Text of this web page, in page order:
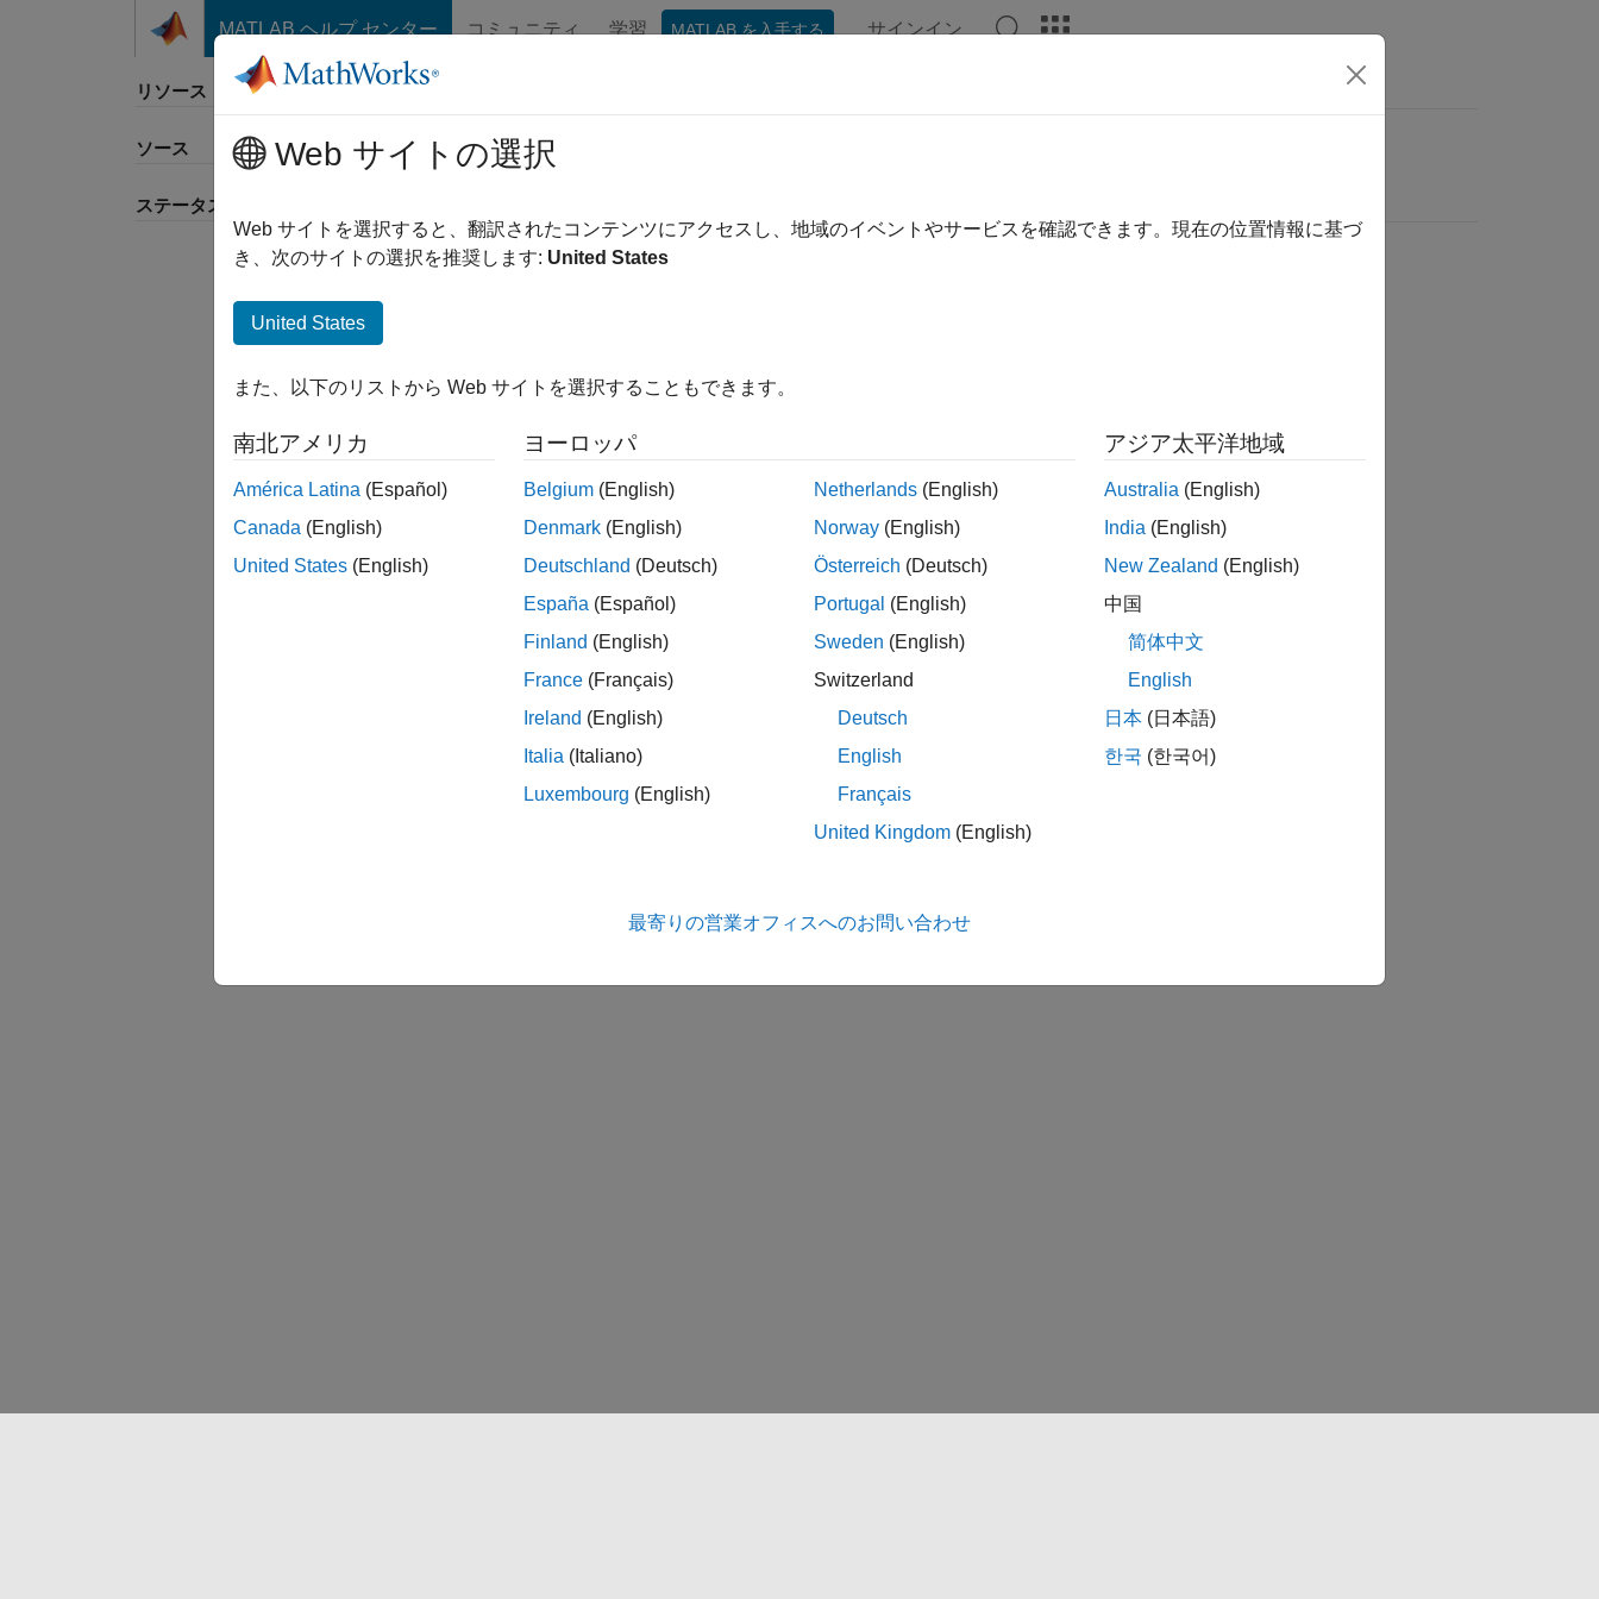
コンテンツへスキップ
MATLAB ヘルプ センター コミュニティ 学習 MATLAB を入手する サインイン
リソース
ソース
ステータス
並べ替え
Web サイトの選択
Web サイトを選択すると、翻訳されたコンテンツにアクセスし、地域のイベントやサービスを確認できます。現在の位置情報に基づ
き、次のサイトの選択を推奨します: United States
United States
また、以下のリストから Web サイトを選択することもできます。
南北アメリカ
América Latina (Español)
Canada (English)
United States (English)
ヨーロッパ
Belgium (English)
Denmark (English)
Deutschland (Deutsch)
España (Español)
Finland (English)
France (Français)
Ireland (English)
Italia (Italiano)
Luxembourg (English)
Netherlands (English)
Norway (English)
Österreich (Deutsch)
Portugal (English)
Sweden (English)
Switzerland
Deutsch
English
Français
United Kingdom (English)
アジア太平洋地域
Australia (English)
India (English)
New Zealand (English)
中国
简体中文
English
日本 (日本語)
한국 (한국어)
最寄りの営業オフィスへのお問い合わせ